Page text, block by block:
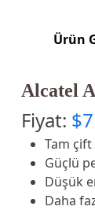
Ürün
Alcatel
Fiyat: $
Tam
Güçlü
Düşük
Daha